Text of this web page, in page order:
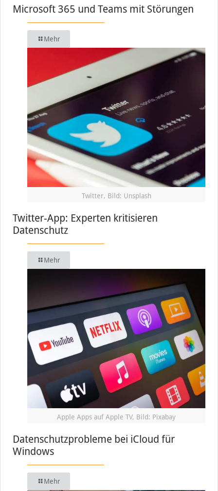
Microsoft 365 und Teams mit Störungen
Mehr
Twitter, Bild: Unsplash
Twitter-App: Experten kritisieren
Datenschutz
Mehr
Apple Apps auf Apple TV, Bild: Pixabay
Datenschutzprobleme bei iCloud für
Windows
Mehr